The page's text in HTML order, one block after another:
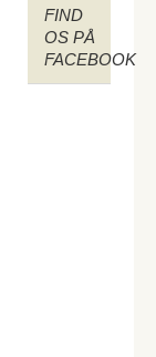
FIND
OS PÅ
FACEBOOK